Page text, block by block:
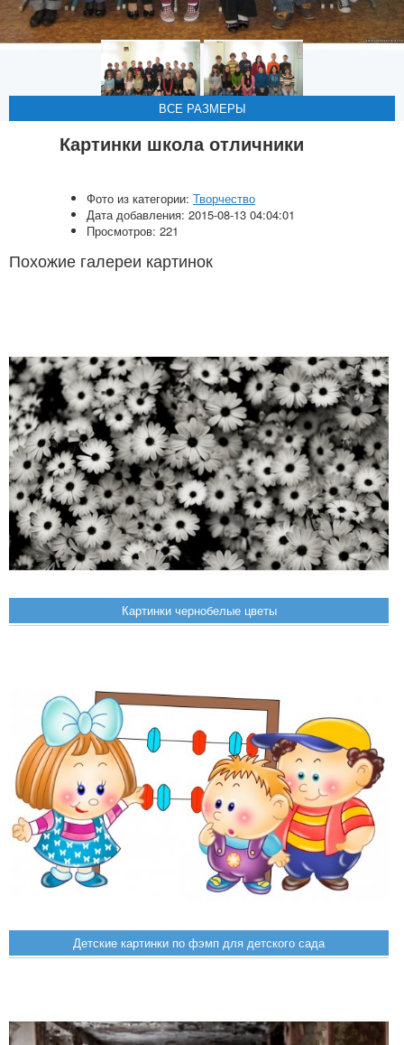
ВСЕ РАЗМЕРЫ
ВСЕ РАЗМЕРЫ
Картинки школа отличники
Фото из категории: Творчество
Дата добавления: 2015-08-13 04:04:01
Просмотров: 221
Похожие галереи картинок
Картинки чернобелые цветы
Детские картинки по фэмп для детского сада